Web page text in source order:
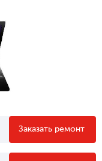
Заказать ремонт